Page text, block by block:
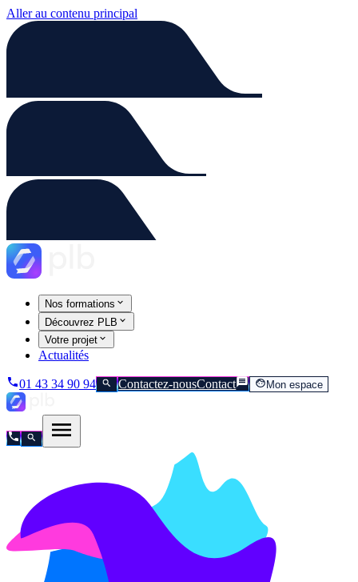
Aller au contenu principal
Nos formations
Découvrez PLB
Votre projet
Actualités
01 43 34 90 94 Contactez-nousContact Mon espace